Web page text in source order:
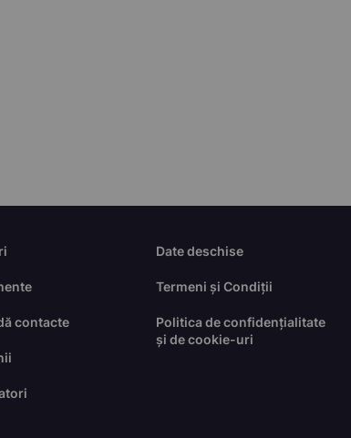
contacte
Date deschise
Termeni și Condiții
Politica de confidențialitate
și de cookie-uri